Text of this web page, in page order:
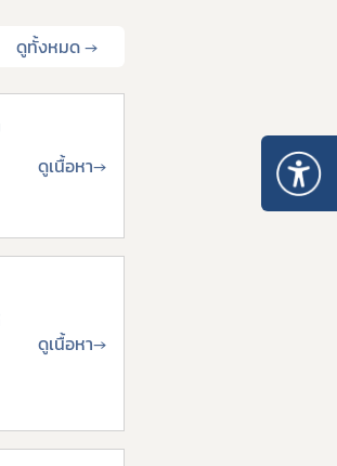
ดูทั้งหมด →
ดูเนื้อหา→
ดูเนื้อหา→